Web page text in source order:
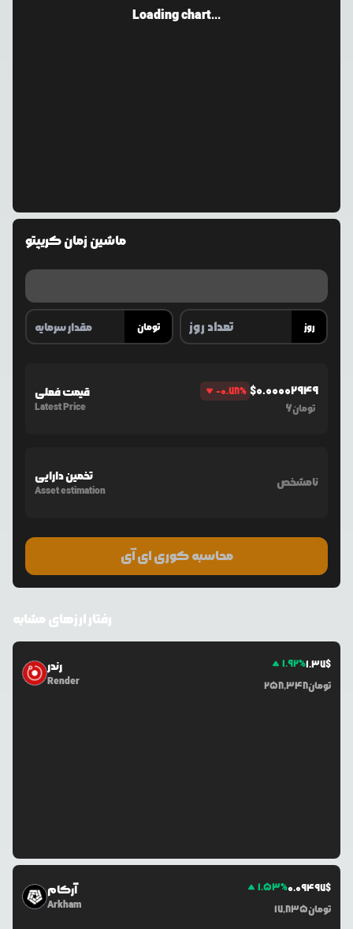
Loading chart...
ماشین زمان کریپتو
تومان روز
قیمت فعلی
Latest Price
-0.78% $0.00002949
6تومان
تخمین دارایی
Asset estimation
نامشخص
محاسبه کوری ای آی
رفتار ارزهای مشابه
رندر
Render
1.92%1.37$
258,348تومان
آرکام
Arkham
1.53%0.09497$
17,835تومان